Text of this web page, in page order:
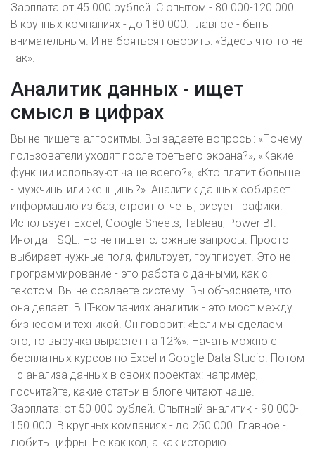
Зарплата от 45 000 рублей. С опытом - 80 000-120 000.
В крупных компаниях - до 180 000. Главное - быть
внимательным. И не бояться говорить: «Здесь что-то не
так».
Аналитик данных - ищет
смысл в цифрах
Вы не пишете алгоритмы. Вы задаете вопросы: «Почему
пользователи уходят после третьего экрана?», «Какие
функции используют чаще всего?», «Кто платит больше
- мужчины или женщины?». Аналитик данных собирает
информацию из баз, строит отчеты, рисует графики.
Использует Excel, Google Sheets, Tableau, Power BI.
Иногда - SQL. Но не пишет сложные запросы. Просто
выбирает нужные поля, фильтрует, группирует. Это не
программирование - это работа с данными, как с
текстом. Вы не создаете систему. Вы объясняете, что
она делает. В IT-компаниях аналитик - это мост между
бизнесом и техникой. Он говорит: «Если мы сделаем
это, то выручка вырастет на 12%». Начать можно с
бесплатных курсов по Excel и Google Data Studio. Потом
- с анализа данных в своих проектах: например,
посчитайте, какие статьи в блоге читают чаще.
Зарплата: от 50 000 рублей. Опытный аналитик - 90 000-
150 000. В крупных компаниях - до 250 000. Главное -
любить цифры. Не как код, а как историю.